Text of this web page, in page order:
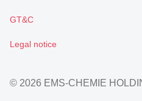
GT&C
Legal notice
© 2026 EMS-CHEMIE